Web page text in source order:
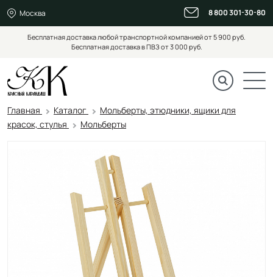
Москва 8 800 301-30-80
Бесплатная доставка любой транспортной компанией от 5 900 руб.
Бесплатная доставка в ПВЗ от 3 000 руб.
Главная Каталог
Мольберты, этюдники, ящики для
красок, стулья
Мольберты